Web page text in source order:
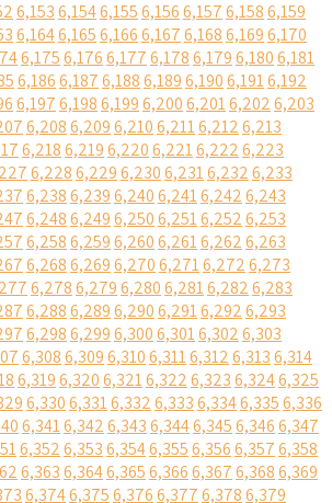
6,1536,1546,1556,1566,1576,1586,159
6,1646,1656,1666,1676,1686,1696,170
6,1756,1766,1776,1786,1796,1806,181
6,1866,1876,1886,1896,1906,1916,192
6,1976,1986,1996,2006,2016,2026,203
6,2086,2096,2106,2116,2126,213
6,2186,2196,2206,2216,2226,223
6,2286,2296,2306,2316,2326,233
6,2386,2396,2406,2416,2426,243
6,2486,2496,2506,2516,2526,253
6,2586,2596,2606,2616,2626,263
6,2686,2696,2706,2716,2726,273
6,2786,2796,2806,2816,2826,283
6,2886,2896,2906,2916,2926,293
6,2986,2996,3006,3016,3026,303
6,3086,3096,3106,3116,3126,3136,314
6,3196,3206,3216,3226,3236,3246,325
6,3306,3316,3326,3336,3346,3356,336
6,3416,3426,3436,3446,3456,3466,347
6,3526,3536,3546,3556,3566,3576,358
6,3636,3646,3656,3666,3676,3686,369
6,3746,3756,3766,3776,3786,379